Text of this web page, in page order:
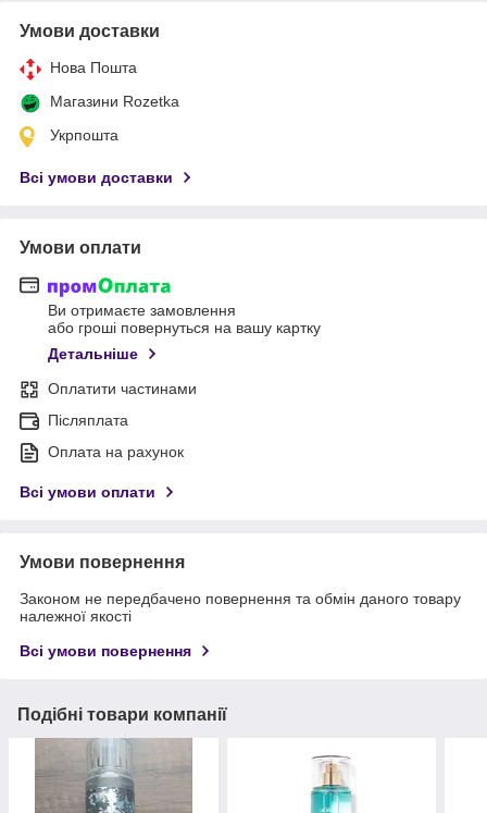
Умови доставки
Нова Пошта
Магазини Rozetka
Укрпошта
Всі умови доставки
Умови оплати
Ви отримаєте замовлення
або гроші повернуться на вашу картку
Детальніше
Оплатити частинами
Післяплата
Оплата на рахунок
Всі умови оплати
Умови повернення
Законом не передбачено повернення та обмін даного товару
належної якості
Всі умови повернення
Подібні товари компанії